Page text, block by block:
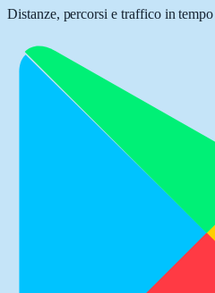
Distanze, percorsi e traffico in